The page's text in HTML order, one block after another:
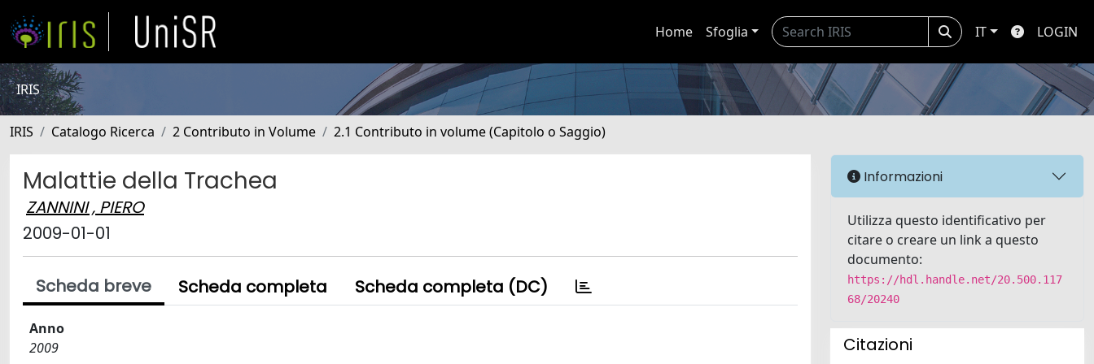
Home Sfoglia IT LOGIN
IRIS
IRIS Catalogo Ricerca 2 Contributo in Volume 2.1 Contributo in volume (Capitolo o Saggio)
Malattie della Trachea
ZANNINI , PIERO
2009-01-01
Scheda breve Scheda completa Scheda completa (DC)
Anno
2009
Informazioni
Utilizza questo identificativo per
citare o creare un link a questo
documento:
https://hdl.handle.net/20.500.117
68/20240
Citazioni